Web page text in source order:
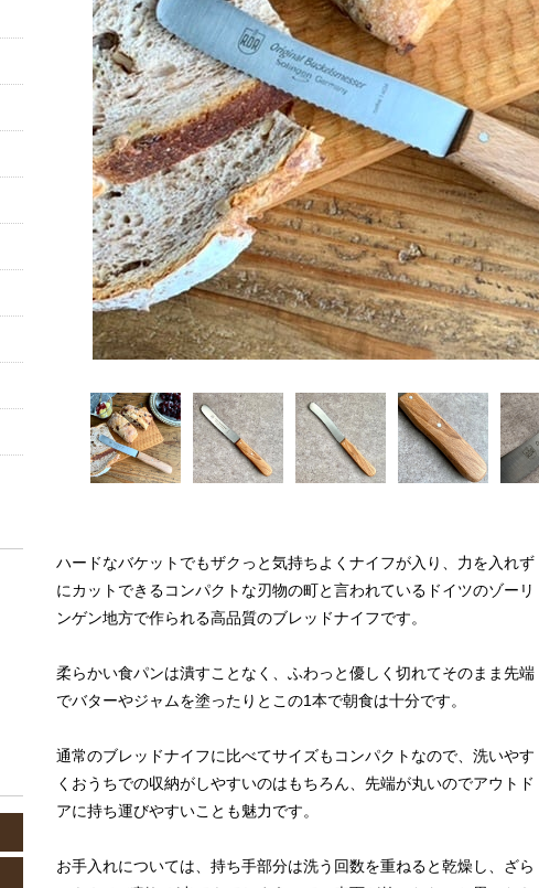
ハードなバケットでもザクっと気持ちよくナイフが入り、力を入れず
にカットできるコンパクトな刃物の町と言われているドイツのゾーリ
ンゲン地方で作られる高品質のブレッドナイフです。
柔らかい食パンは潰すことなく、ふわっと優しく切れてそのまま先端
でバターやジャムを塗ったりとこの1本で朝食は十分です。
通常のブレッドナイフに比べてサイズもコンパクトなので、洗いやす
くおうちでの収納がしやすいのはもちろん、先端が丸いのでアウトド
アに持ち運びやすいことも魅力です。
お手入れについては、持ち手部分は洗う回数を重ねると乾燥し、ざら